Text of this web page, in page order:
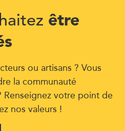
être
ou artisans ? Vous
la communauté
Renseignez votre point de
nos valeurs !